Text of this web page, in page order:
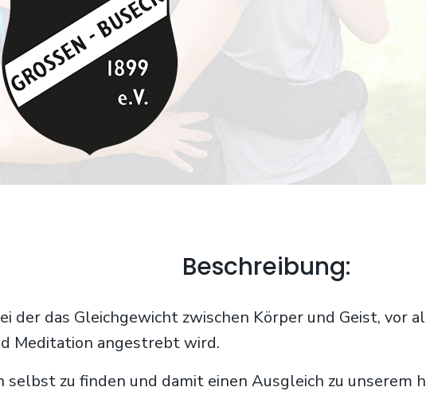
Beschreibung:
der das Gleichgewicht zwischen Körper und Geist, vor
Meditation angestrebt wird.
selbst zu finden und damit einen Ausgleich zu